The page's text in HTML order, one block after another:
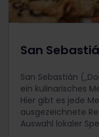
San
San Sebastián
ein kulinarisches
Hier gibt es jede
ausgezeichnete
Auswahl lokaler